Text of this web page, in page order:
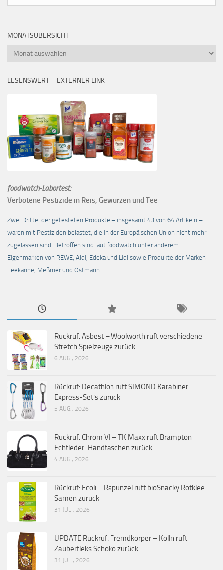
MONATSÜBERSICHT
Monatsübersicht
LESENSWERT – EXTERNER LINK
foodwatch-Labortest:
Verbotene Pestizide in Reis, Gewürzen und Tee
Zwei Drittel der getesteten Produkte – insgesamt 43 von 64 Artikeln –
waren mit Pestiziden belastet, die in der Europäischen Union nicht mehr
zugelassen sind. Betroffen sind laut foodwatch unter anderem
Eigenmarken von REWE, Aldi, Edeka und Lidl sowie Produkte der Marken
Teekanne, Meßmer und Ostmann.
Rückruf: Asbest – Woolworth ruft verschiedene
Stretch Spielzeuge zurück
6 AUG., 2026
Rückruf: Decathlon ruft SIMOND Karabiner
Express-Set’s zurück
5 AUG., 2026
Rückruf: Chrom VI – TK Maxx ruft Brampton
Echtleder-Handtaschen zurück
4 AUG., 2026
Rückruf: Ecoli – Rapunzel ruft bioSnacky Rotklee
Samen zurück
31 JULI, 2026
UPDATE Rückruf: Fremdkörper – Kölln ruft
Zauberfleks Schoko zurück
31 JULI, 2026